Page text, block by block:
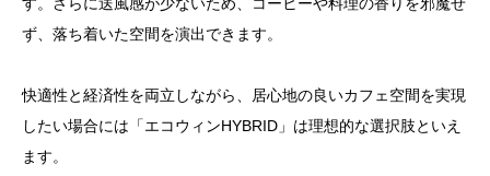
ず、落ち着いた空間を演出できます。
快適性と経済性を両立しながら、居心地の良いカフェ空間を実現
したい場合には「エコウィンHYBRID」は理想的な選択肢といえ
ます。